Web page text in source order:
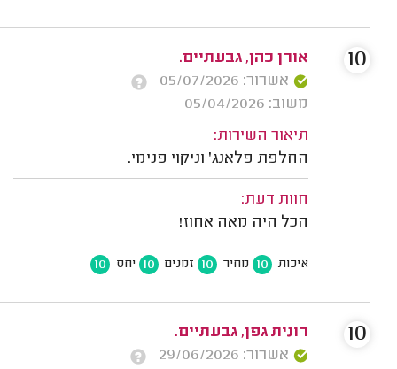
אורן כהן, גבעתיים.
אשרור: 05/07/2026
משוב: 05/04/2026
תיאור השירות:
החלפת פלאנג' וניקוי פנימי.
חוות דעת:
הכל היה מאה אחוז!
איכות 10 מחיר 10 זמנים 10 יחס 10
10
רונית גפן, גבעתיים.
אשרור: 29/06/2026
10